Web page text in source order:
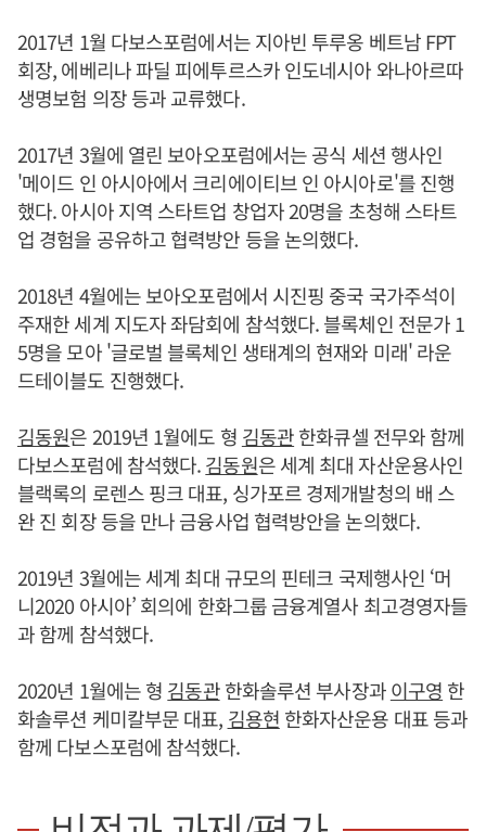
2017년 1월 다보스포럼에서는 지아빈 투루옹 베트남 FPT
회장, 에베리나 파딜 피에투르스카 인도네시아 와나아르따
생명보험 의장 등과 교류했다.
2017년 3월에 열린 보아오포럼에서는 공식 세션 행사인
'메이드 인 아시아에서 크리에이티브 인 아시아로'를 진행
했다. 아시아 지역 스타트업 창업자 20명을 초청해 스타트
업 경험을 공유하고 협력방안 등을 논의했다.
2018년 4월에는 보아오포럼에서 시진핑 중국 국가주석이
주재한 세계 지도자 좌담회에 참석했다. 블록체인 전문가 1
5명을 모아 '글로벌 블록체인 생태계의 현재와 미래' 라운
드테이블도 진행했다.
김동원은 2019년 1월에도 형 김동관한화큐셀 전무와 함께
다보스포럼에 참석했다.김동원은 세계 최대 자산운용사인
블랙록의 로렌스 핑크 대표, 싱가포르 경제개발청의 배 스
완 진 회장 등을 만나 금융사업 협력방안을 논의했다.
2019년 3월에는 세계 최대 규모의 핀테크 국제행사인 ‘머
니2020 아시아’ 회의에 한화그룹 금융계열사 최고경영자들
과 함께 참석했다.
2020년 1월에는 형 김동관한화솔루션 부사장과이구영 한
화솔루션 케미칼부문 대표, 김용현 한화자산운용 대표 등과
함께 다보스포럼에 참석했다.